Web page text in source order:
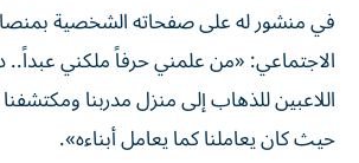
في منشور له على صفحاته الشخصية
الاجتماعي: «من علمني حرفاً ملكني عبداً..
اللاعبين للذهاب إلى منزل مدربنا
حيث كان يعاملنا كما يعامل أبناءه».